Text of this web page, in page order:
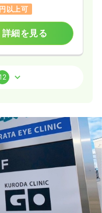
卒可
詳細を見る
以上可
詳細を見る
り
詳細を見る